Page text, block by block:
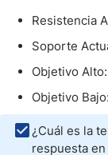
Resistencia
Soporte
Objetivo
Objetivo
¿Cuál es la
respuesta